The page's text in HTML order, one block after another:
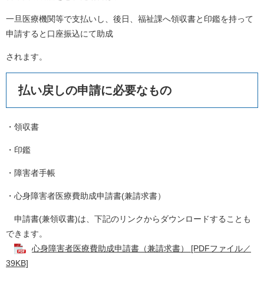
一旦医療機関等で支払いし、後日、福祉課へ領収書と印鑑を持って
申請すると口座振込にて助成
されます。
払い戻しの申請に必要なもの
・領収書
・印鑑
・障害者手帳
・心身障害者医療費助成申請書(兼請求書）
申請書(兼領収書)は、下記のリンクからダウンロードすることも
できます。
心身障害者医療費助成申請書（兼請求書） [PDFファイル／
39KB]